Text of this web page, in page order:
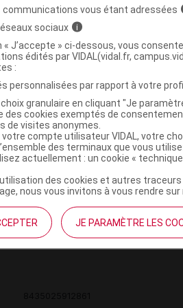
Talonnette de
3664338003521
SM Europe
NR
Talonnette de
communications vous étant adressées
sociaux i
« J’accepte » ci-dessous, vous
édités par VIDAL(vidal.fr,
:
personnalisées par rapport à votre
granulaire en cliquant "Je
des cookies exemptés de
de visites anonymes.
compte utilisateur VIDAL, votre
des terminaux que vous
actuellement : un cookie «
des cookies et autres
nous vous invitons à vous rendre sur
JE PARAMÈTRE LES